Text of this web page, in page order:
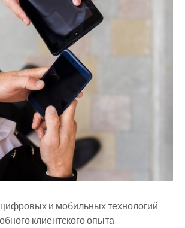
и мобильных технологий
клиентского опыта